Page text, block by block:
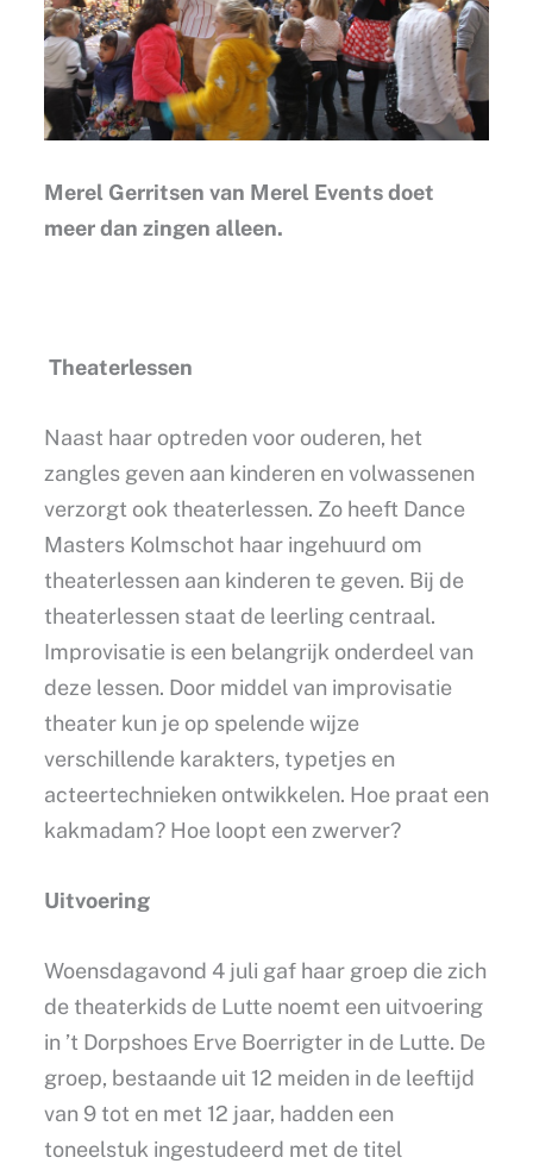
Merel Gerritsen van Merel Events doet
meer dan zingen alleen.
Theaterlessen
Naast haar optreden voor ouderen, het
zangles geven aan kinderen en volwassenen
verzorgt ook theaterlessen. Zo heeft Dance
Masters Kolmschot haar ingehuurd om
theaterlessen aan kinderen te geven. Bij de
theaterlessen staat de leerling centraal.
Improvisatie is een belangrijk onderdeel van
deze lessen. Door middel van improvisatie
theater kun je op spelende wijze
verschillende karakters, typetjes en
acteertechnieken ontwikkelen. Hoe praat een
kakmadam? Hoe loopt een zwerver?
Uitvoering
Woensdagavond 4 juli gaf haar groep die zich
de theaterkids de Lutte noemt een uitvoering
in ’t Dorpshoes Erve Boerrigter in de Lutte. De
groep, bestaande uit 12 meiden in de leeftijd
van 9 tot en met 12 jaar, hadden een
toneelstuk ingestudeerd met de titel